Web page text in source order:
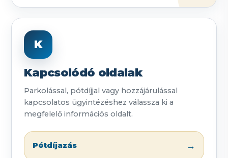
K
Kapcsolódó oldalak
Parkolással, pótdíjjal vagy hozzájárulással
kapcsolatos ügyintézéshez válassza ki a
megfelelő információs oldalt.
Pótdíjazás →